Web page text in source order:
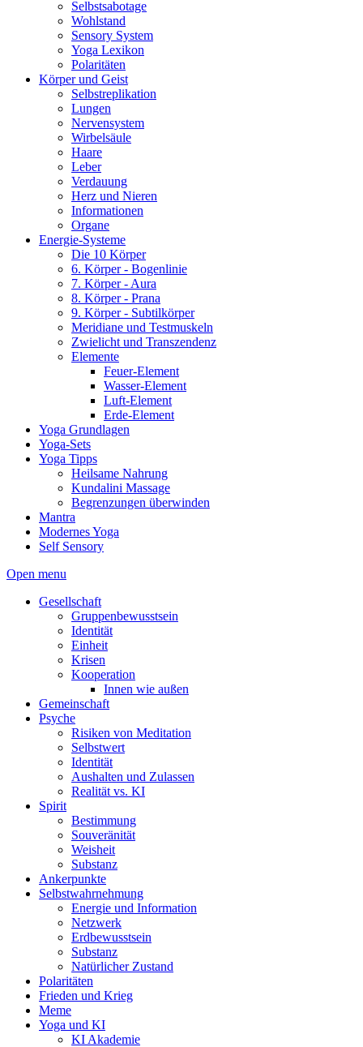
Selbstsabotage
Wohlstand
Sensory System
Yoga Lexikon
Polaritäten
Körper und Geist
Selbstreplikation
Lungen
Nervensystem
Wirbelsäule
Haare
Leber
Verdauung
Herz und Nieren
Informationen
Organe
Energie-Systeme
Die 10 Körper
6. Körper - Bogenlinie
7. Körper - Aura
8. Körper - Prana
9. Körper - Subtilkörper
Meridiane und Testmuskeln
Zwielicht und Transzendenz
Elemente
Feuer-Element
Wasser-Element
Luft-Element
Erde-Element
Yoga Grundlagen
Yoga-Sets
Yoga Tipps
Heilsame Nahrung
Kundalini Massage
Begrenzungen überwinden
Mantra
Modernes Yoga
Self Sensory
Open menu
Gesellschaft
Gruppenbewusstsein
Identität
Einheit
Krisen
Kooperation
Innen wie außen
Gemeinschaft
Psyche
Risiken von Meditation
Selbstwert
Identität
Aushalten und Zulassen
Realität vs. KI
Spirit
Bestimmung
Souveränität
Weisheit
Substanz
Ankerpunkte
Selbstwahrnehmung
Energie und Information
Netzwerk
Erdbewusstsein
Substanz
Natürlicher Zustand
Polaritäten
Frieden und Krieg
Meme
Yoga und KI
KI Akademie